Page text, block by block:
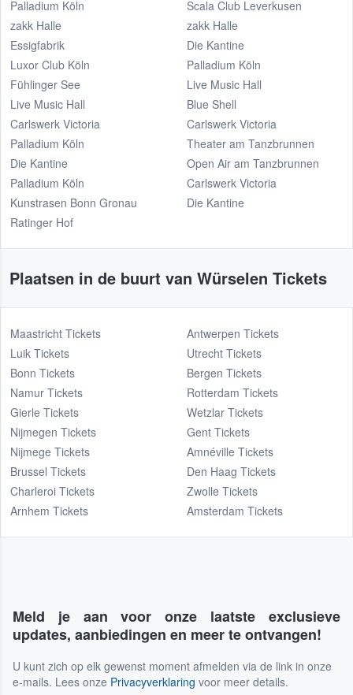
Palladium Köln
zakk Halle
Essigfabrik
Luxor Club Köln
Fühlinger See
Live Music Hall
Carlswerk Victoria
Palladium Köln
Die Kantine
Palladium Köln
Kunstrasen Bonn Gronau
Ratinger Hof
Scala Club Leverkusen
zakk Halle
Die Kantine
Palladium Köln
Live Music Hall
Blue Shell
Carlswerk Victoria
Theater am Tanzbrunnen
Open Air am Tanzbrunnen
Carlswerk Victoria
Die Kantine
Plaatsen in de buurt van Würselen Tickets
Maastricht Tickets
Luik Tickets
Bonn Tickets
Namur Tickets
Gierle Tickets
Nijmegen Tickets
Nijmege Tickets
Brussel Tickets
Charleroi Tickets
Arnhem Tickets
Antwerpen Tickets
Utrecht Tickets
Bergen Tickets
Rotterdam Tickets
Wetzlar Tickets
Gent Tickets
Amnéville Tickets
Den Haag Tickets
Zwolle Tickets
Amsterdam Tickets
Meld je aan voor onze laatste exclusieve
updates, aanbiedingen en meer te ontvangen!
U kunt zich op elk gewenst moment afmelden via de link in onze
e-mails. Lees onze Privacyverklaring voor meer details.